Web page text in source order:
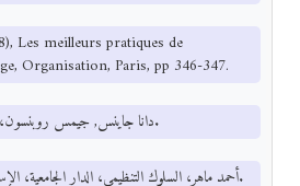
Les meilleurs pratiques de
Organisation, Paris, pp 346-347.
- دانا جاينس, جيمس روبنسون، مرجع سبق ذكره، ص 22.
- أحمد ماهر، السلوك التنظيمي، الدار الجامعية، الإسكندرية، 2003، ص 419.